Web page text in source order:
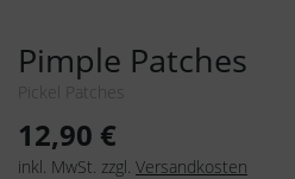
Pimple Patches
Pickel Patches
12,90 €
inkl. MwSt. zzgl. Versandkosten